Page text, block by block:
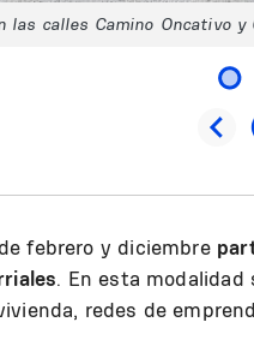
las calles Camino Oncativo y
febrero y diciembre
. En esta modalidad
redes de